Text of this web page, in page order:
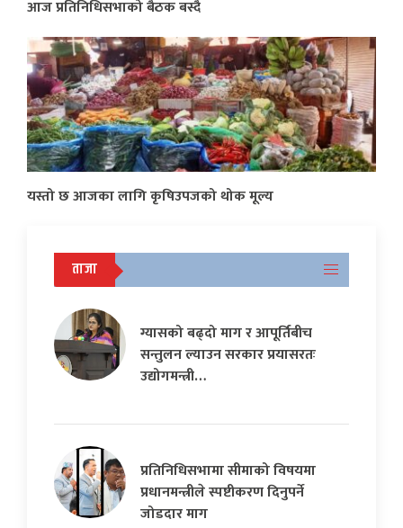
आज प्रतिनिधिसभाको बैठक बस्दै
यस्तो छ आजका लागि कृषिउपजको थोक मूल्य
ताजा
ग्यासको बढ्दो माग र आपूर्तिबीच
सन्तुलन ल्याउन सरकार प्रयासरतः
उद्योगमन्त्री…
प्रतिनिधिसभामा सीमाको विषयमा
प्रधानमन्त्रीले स्पष्टीकरण दिनुपर्ने
जोडदार माग